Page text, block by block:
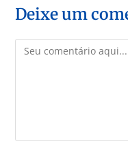
Deixe um